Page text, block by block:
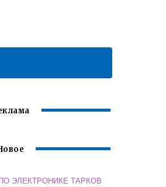
ЭЛЕКТРОНИКЕ ТАРКОВ